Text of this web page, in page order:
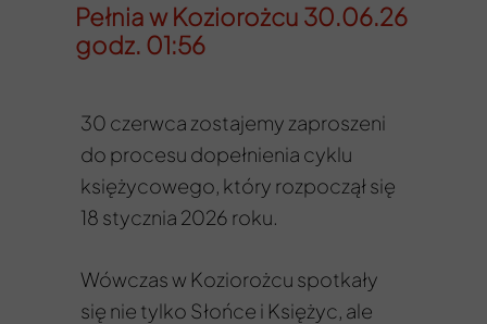
Pełnia w Koziorożcu 30.06.26
godz. 01:56
30 czerwca zostajemy zaproszeni
do procesu dopełnienia cyklu
księżycowego, który rozpoczął się
18 stycznia 2026 roku.
Wówczas w Koziorożcu spotkały
się nie tylko Słońce i Księżyc, ale